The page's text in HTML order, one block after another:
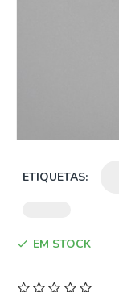
ETIQUETAS:
EM STOCK